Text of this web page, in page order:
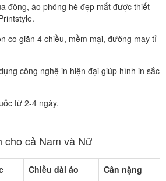
đông, áo phông hè đẹp mắt được thiết
co giãn 4 chiều, mềm mại, đường may tỉ
công nghệ in hiện đại giúp hình in sắc
từ 2-4 ngày.
cho cả Nam và Nữ
Chiều dài áo
Cân nặng